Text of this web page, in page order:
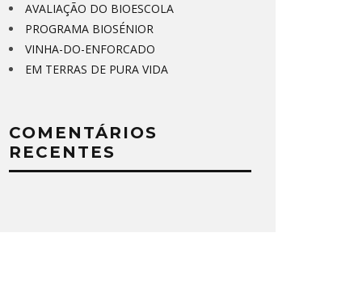
AVALIAÇÃO DO BIOESCOLA
PROGRAMA BIOSÉNIOR
VINHA-DO-ENFORCADO
EM TERRAS DE PURA VIDA
COMENTÁRIOS
RECENTES